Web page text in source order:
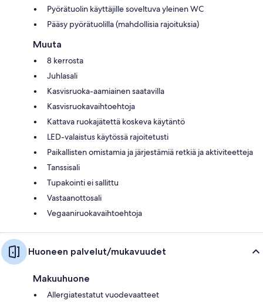
Pyörätuolin käyttäjille soveltuva yleinen WC
Pääsy pyörätuolilla (mahdollisia rajoituksia)
Muuta
8 kerrosta
Juhlasali
Kasvisruoka-aamiainen saatavilla
Kasvisruokavaihtoehtoja
Kattava ruokajätettä koskeva käytäntö
LED-valaistus käytössä rajoitetusti
Paikallisten omistamia ja järjestämiä retkiä ja aktiviteetteja
Tanssisali
Tupakointi ei sallittu
Vastaanottosali
Vegaaniruokavaihtoehtoja
Huoneen palvelut/mukavuudet
Makuuhuone
Allergiatestatut vuodevaatteet